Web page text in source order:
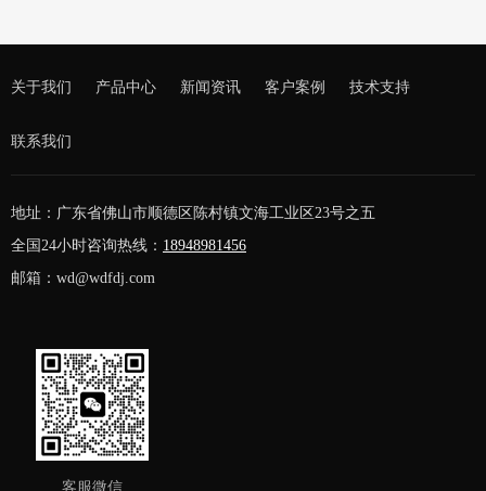
关于我们 产品中心 新闻资讯 客户案例 技术支持
联系我们
地址：广东省佛山市顺德区陈村镇文海工业区23号之五
全国24小时咨询热线： 18948981456
邮箱：wd@wdfdj.com
客服微信